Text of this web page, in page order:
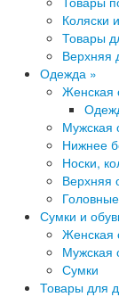
Коляски
Товары
Верхняя
Одежда »
Женская
Мужская
Ниж​нее
Носки,
Верхняя
Сумки и
Женская
Мужская
Сумки
Товары для